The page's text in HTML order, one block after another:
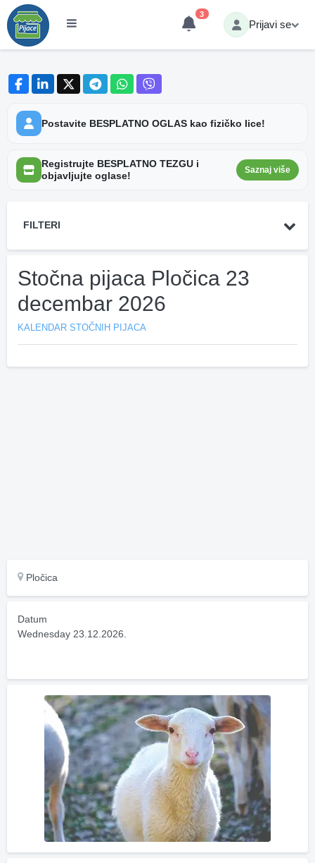
3
Prijavi se
Postavite BESPLATNO OGLAS kao fizičko lice!
Registrujte BESPLATNO TEZGU i
objavljujte oglase!
Saznaj više
FILTERI
Stočna pijaca Pločica 23
decembar 2026
KALENDAR STOČNIH PIJACA
Pločica
Datum
Wednesday 23.12.2026.